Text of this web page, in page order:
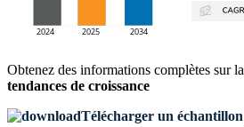
Obtenez des informations complètes sur la
tendances de croissance
Télécharger un